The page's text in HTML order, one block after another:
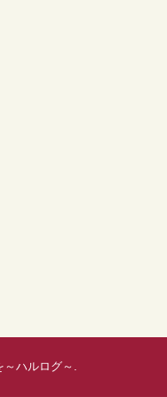
ハルログ～